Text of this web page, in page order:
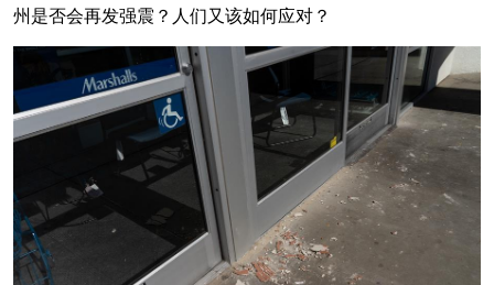
州是否会再发强震？人们又该如何应对？